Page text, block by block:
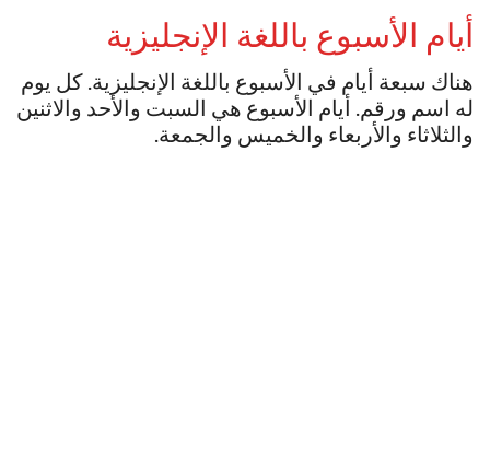
أيام الأسبوع باللغة الإنجليزية
هناك سبعة أيام في الأسبوع باللغة الإنجليزية. كل يوم
له اسم ورقم. أيام الأسبوع هي السبت والأحد والاثنين
والثلاثاء والأربعاء والخميس والجمعة.